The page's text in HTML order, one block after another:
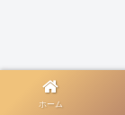
ホーム